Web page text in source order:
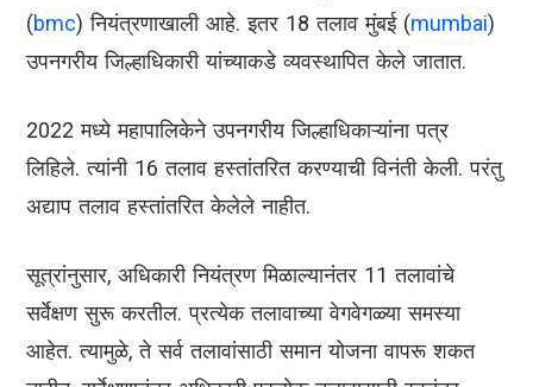
(bmc) नियंत्रणाखाली आहे. इतर 18 तलाव मुंबई (mumbai)
उपनगरीय जिल्हाधिकारी यांच्याकडे व्यवस्थापित केले जातात.
2022 मध्ये महापालिकेने उपनगरीय जिल्हाधिकाऱ्यांना पत्र
लिहिले. त्यांनी 16 तलाव हस्तांतरित करण्याची विनंती केली. परंतु
अद्याप तलाव हस्तांतरित केलेले नाहीत.
सूत्रांनुसार, अधिकारी नियंत्रण मिळाल्यानंतर 11 तलावांचे
सर्वेक्षण सुरू करतील. प्रत्येक तलावाच्या वेगवेगळ्या समस्या
आहेत. त्यामुळे, ते सर्व तलावांसाठी समान योजना वापरू शकत